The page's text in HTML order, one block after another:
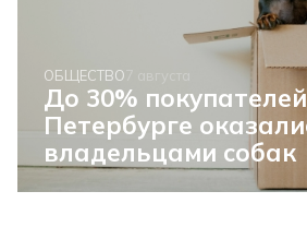
ОБЩЕСТВО
До 30%
Петербурге
владельцами собак